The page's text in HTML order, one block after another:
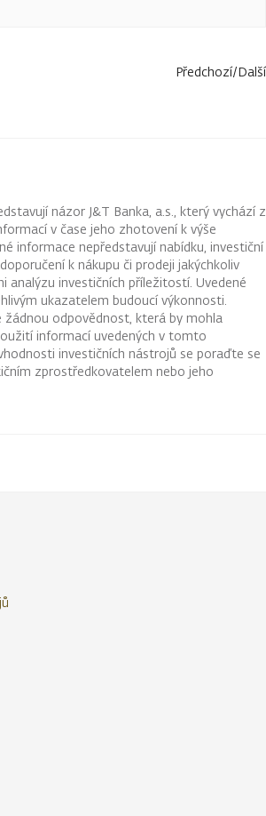
Předchozí/Další
názor J&T Banka, a.s., který vychází z
v čase jeho zhotovení k výše
informace nepředstavují nabídku, investiční
k nákupu či prodeji jakýchkoliv
analýzu investičních příležitostí. Uvedené
ukazatelem budoucí výkonnosti.
žádnou odpovědnost, která by mohla
informací uvedených v tomto
investičních nástrojů se poraďte se
zprostředkovatelem nebo jeho